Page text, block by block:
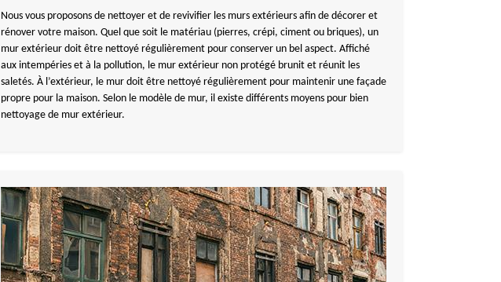
Nous vous proposons de nettoyer et de revivifier les murs extérieurs afin de décorer et
rénover votre maison. Quel que soit le matériau (pierres, crépi, ciment ou briques), un
mur extérieur doit être nettoyé régulièrement pour conserver un bel aspect. Affiché
aux intempéries et à la pollution, le mur extérieur non protégé brunit et réunit les
saletés. À l’extérieur, le mur doit être nettoyé régulièrement pour maintenir une façade
propre pour la maison. Selon le modèle de mur, il existe différents moyens pour bien
nettoyage de mur extérieur.